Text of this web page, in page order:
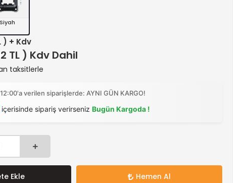
Siyah
) + Kdv
TL ) Kdv Dahil
taksitlerle
verilen siparişlerde: AYNI GÜN KARGO!
içerisinde sipariş verirseniz Bugün Kargoda !
Ekle Hemen Al